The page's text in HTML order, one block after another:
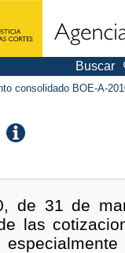
Buscar
consolidado BOE-A-
de 31 de
las